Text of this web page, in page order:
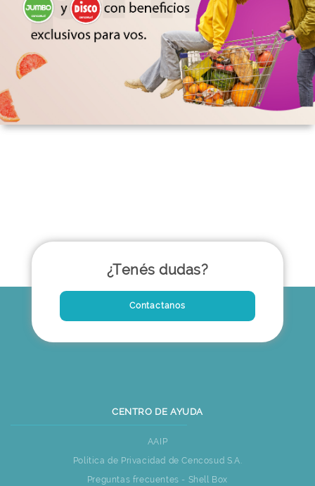
¿Tenés dudas?
Contactanos
CENTRO DE AYUDA
AAIP
Política de Privacidad de Cencosud S.A.
Preguntas frecuentes - Shell Box